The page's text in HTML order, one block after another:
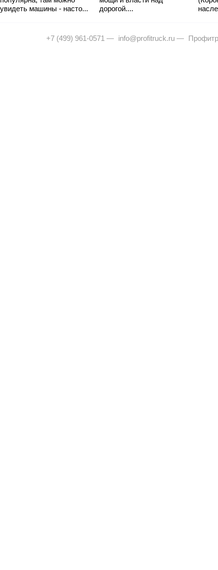
увидеть машины - насто...
дорогой....
+7 (499) 961-0571 — info@profitruck.ru —